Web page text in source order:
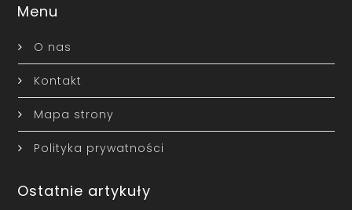
Menu
O nas
Kontakt
Mapa strony
Polityka prywatności
Ostatnie artykuły